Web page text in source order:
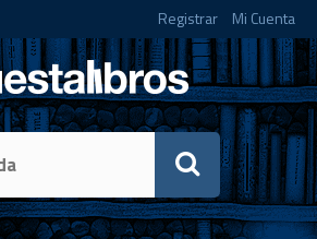
Registrar Mi Cuenta